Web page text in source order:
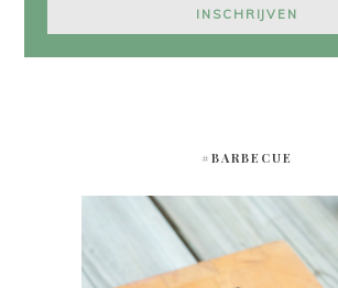
#BARBECUE